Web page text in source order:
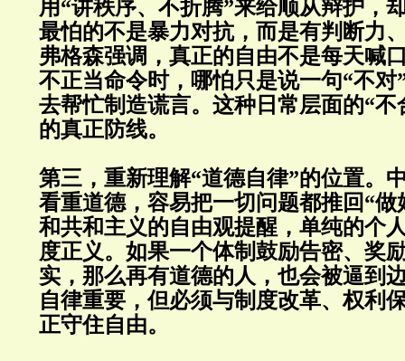
用“讲秩序、不折腾”来给顺从辩护，
最怕的不是暴力对抗，而是有判断力
弗格森强调，真正的自由不是每天喊
不正当命令时，哪怕只是说一句“不对
去帮忙制造谎言。这种日常层面的“不
的真正防线。
第三，重新理解“道德自律”的位置。
看重道德，容易把一切问题都推回“做
和共和主义的自由观提醒，单纯的个
度正义。如果一个体制鼓励告密、奖
实，那么再有道德的人，也会被逼到
自律重要，但必须与制度改革、权利
正守住自由。